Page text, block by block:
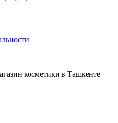
косметики в Ташкенте